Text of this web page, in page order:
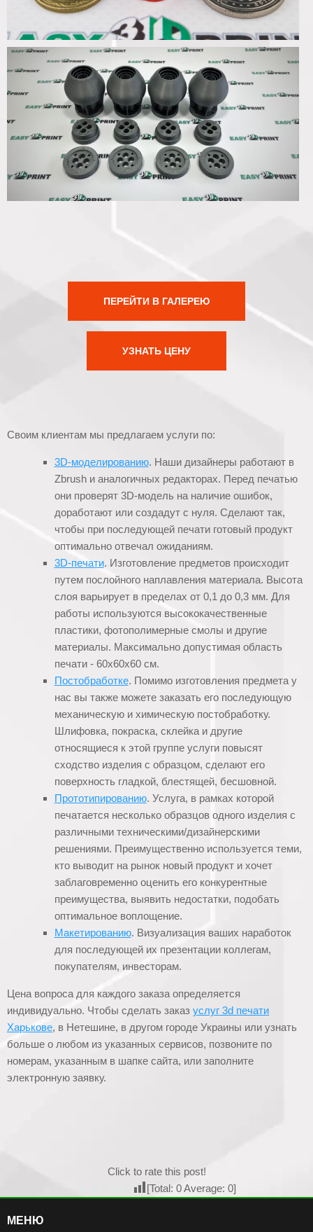
ПЕРЕЙТИ В ГАЛЕРЕЮ
УЗНАТЬ ЦЕНУ
Своим клиентам мы предлагаем услуги по:
3D-моделированию. Наши дизайнеры работают в
Zbrush и аналогичных редакторах. Перед печатью
они проверят 3D-модель на наличие ошибок,
доработают или создадут с нуля. Сделают так,
чтобы при последующей печати готовый продукт
оптимально отвечал ожиданиям.
3D-печати. Изготовление предметов происходит
путем послойного наплавления материала. Высота
слоя варьирует в пределах от 0,1 до 0,3 мм. Для
работы используются высококачественные
пластики, фотополимерные смолы и другие
материалы. Максимально допустимая область
печати - 60х60х60 см.
Постобработке. Помимо изготовления предмета у
нас вы также можете заказать его последующую
механическую и химическую постобработку.
Шлифовка, покраска, склейка и другие
относящиеся к этой группе услуги повысят
сходство изделия с образцом, сделают его
поверхность гладкой, блестящей, бесшовной.
Прототипированию. Услуга, в рамках которой
печатается несколько образцов одного изделия с
различными техническими/дизайнерскими
решениями. Преимущественно используется теми,
кто выводит на рынок новый продукт и хочет
заблаговременно оценить его конкурентные
преимущества, выявить недостатки, подобать
оптимальное воплощение.
Макетированию. Визуализация ваших наработок
для последующей их презентации коллегам,
покупателям, инвесторам.
Цена вопроса для каждого заказа определяется
индивидуально. Чтобы сделать заказ услуг 3d печати
Харькове, в Нетешине, в другом городе Украины или узнать
больше о любом из указанных сервисов, позвоните по
номерам, указанным в шапке сайта, или заполните
электронную заявку.
Click to rate this post!
[Total: 0Average: 0]
МЕНЮ